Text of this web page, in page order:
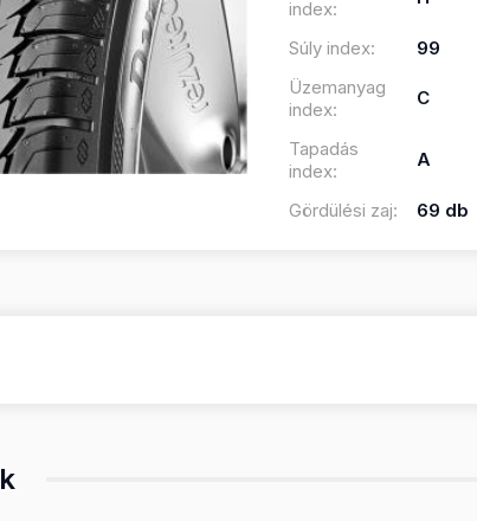
index:
Súly index:
99
Üzemanyag
index:
C
Tapadás
index:
A
Gördülési zaj: 69 db